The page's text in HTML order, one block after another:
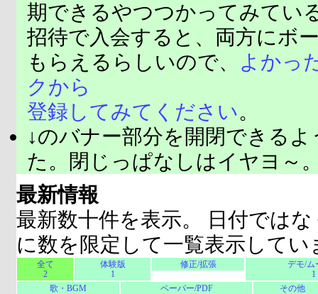
期できるやつつかってみてい
招待で入会すると、両方にボ
もらえるらしいので、
よかっ
クから
登録してみてください。
↓のバナー部分を開閉できる
た。閉じっぱなしはイヤヨ～
最新情報
最新数十件を表示。 日付では
に数を限定して一覧表示してい
全て
2
体験版
1
修正/拡張
デモ/ム
1
歌・BGM
ペーパー/PDF
その他